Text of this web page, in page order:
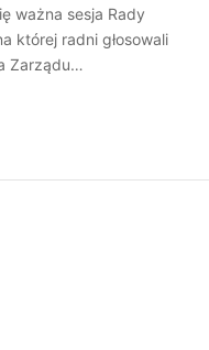
ważna sesja Rady
której radni głosowali
Zarządu…